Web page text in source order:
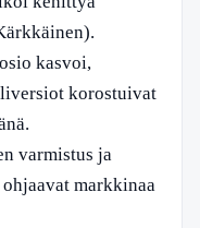
).
kasvoi,
korostuivat
varmistus ja
markkinaa